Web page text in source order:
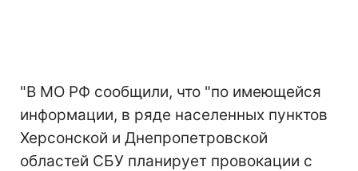
"В МО РФ сообщили, что "по имеющейся
информации, в ряде населенных пунктов
Херсонской и Днепропетровской
областей СБУ планирует провокации с